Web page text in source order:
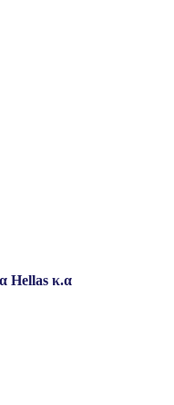
Hellas κ.α